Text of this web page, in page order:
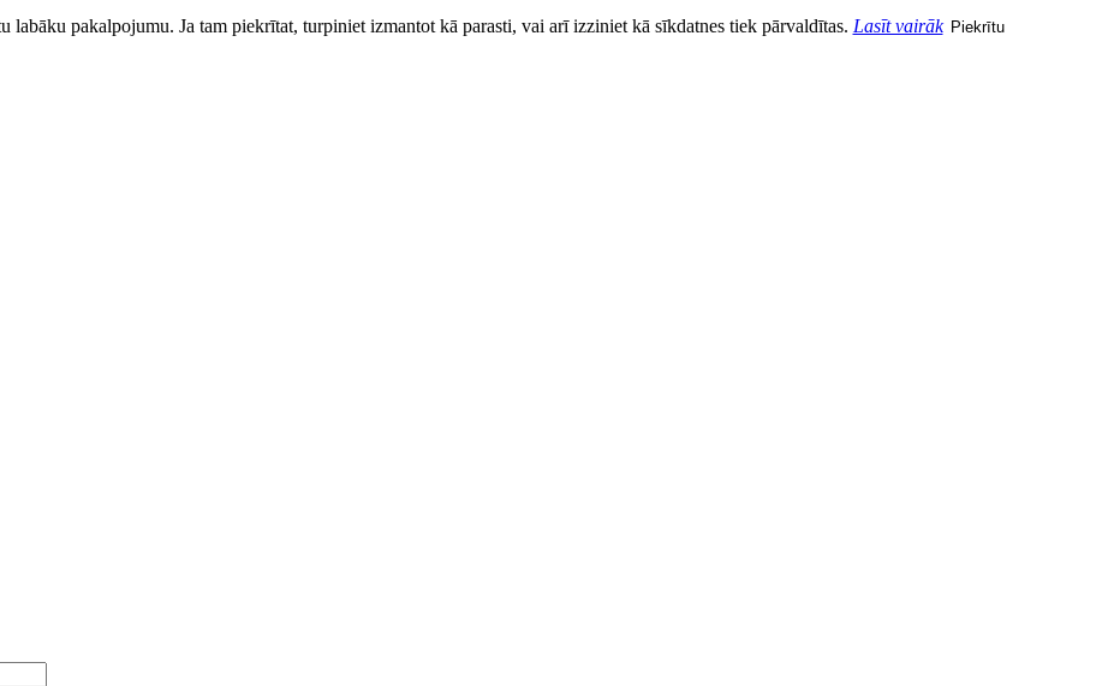
labāku pakalpojumu. Ja tam piekrītat, turpiniet izmantot kā parasti, vai arī izziniet kā sīkdatnes tiek pārvaldītas. Lasīt vairāk Piekrītu